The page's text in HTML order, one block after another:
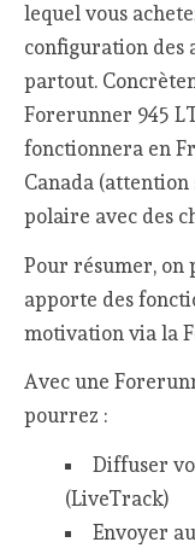
lequel vous
configuration des
partout.
Forerunner 945
fonctionnera en
Canada
polaire avec des
Pour résumer, on
apporte des
motivation via la
Avec une
pourrez :
Diffuser
(LiveTrack)
Envoyer